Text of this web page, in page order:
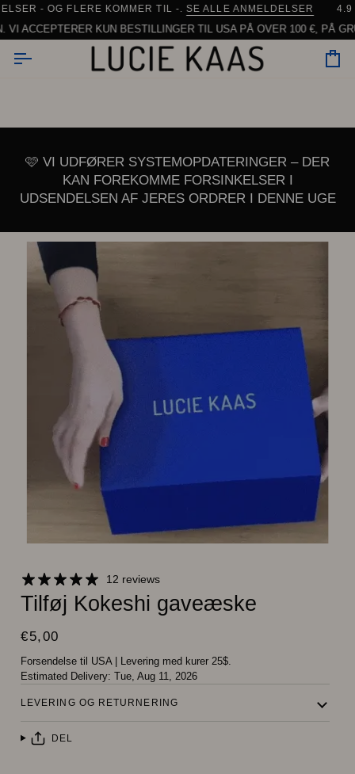
Gå
til
indhold
LEVERING FRA DANMARK | 90% AF ORDRERNE SENDES
- OG FLERE KOMMER TIL -. SE ALLE ANMELDELSER 4.9 ⭐️
KUN BESTILLINGER TIL USA PÅ OVER 100 €, PÅ
🩷 VI UDFØRER SYSTEMOPDATERINGER – DER
KAN FOREKOMME FORSINKELSER I
UDSENDELSEN AF JERES ORDRER I DENNE UGE
12 reviews
Tilføj Kokeshi gaveæske
€5,00
Forsendelse til USA
Levering med kurer 25$.
Estimated Delivery: Tue, Aug 11, 2026
LEVERING OG RETURNERING
DEL